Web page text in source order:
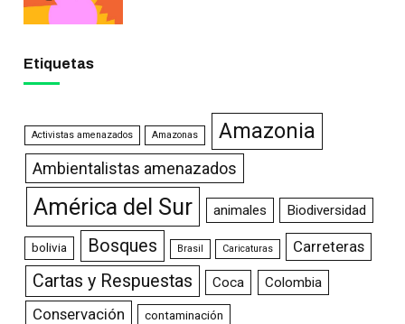
Etiquetas
Activistas amenazados Amazonas Amazonia
Ambientalistas amenazados
América del Sur animales Biodiversidad
bolivia Bosques Brasil Caricaturas Carreteras
Cartas y Respuestas Coca Colombia
Conservación contaminación